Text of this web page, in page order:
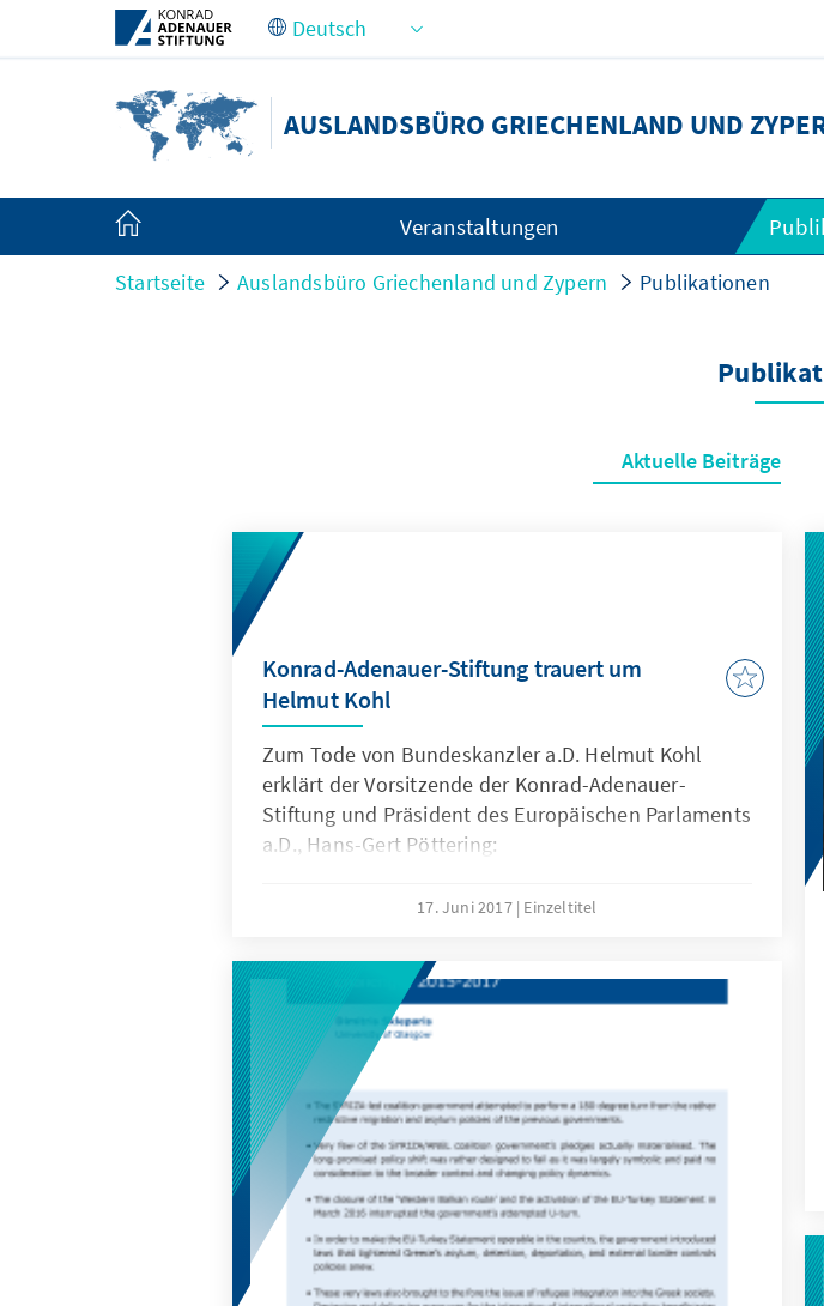
Zum Hauptinhalt springen
AUSLANDSBÜRO GRIECHENLAND UND
Veranstaltungen
Startseite Auslandsbüro Griechenland und Zypern Publikationen
Aktuelle Beiträge
Konrad-Adenauer-Stiftung trauert um
Helmut Kohl
Zum Tode von Bundeskanzler a.D. Helmut Kohl
erklärt der Vorsitzende der Konrad-Adenauer-
Stiftung und Präsident des Europäischen Parlaments
a.D., Hans-Gert Pöttering:
17. Juni 2017 Einzeltitel